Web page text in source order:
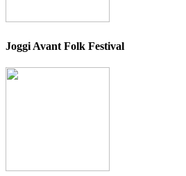
Joggi Avant Folk Festival